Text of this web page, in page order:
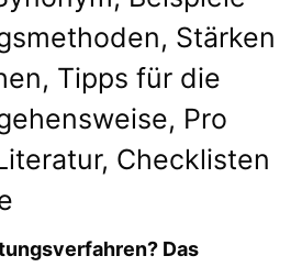
Stärken
Tipps für die
Pro
Checklisten
Das